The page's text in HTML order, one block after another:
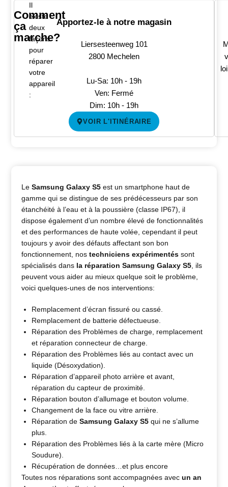
Comment
ça
marche?
Il
existe
deux
façons
pour
réparer
votre
appareil
:
Apportez-le à notre magasin
Liersesteenweg 101
2800 Mechelen
Lu-Sa: 10h - 19h
Ven: Fermé
Dim: 10h - 19h
VOIR L'ITINÉRAIRE
LeSamsung Galaxy S5 est un smartphone haut de
gamme qui se distingue de ses prédécesseurs par son
étanchéité à l’eau et à la poussière (classe IP67), il
dispose également d’un nombre élevé de fonctionnalités
et des performances de haute volée, cependant il peut
toujours y avoir des défauts affectant son bon
fonctionnement, nostechniciens expérimentés sont
spécialisés dans la réparation Samsung Galaxy S5 , ils
peuvent vous aider au mieux quelque soit le problème,
voici quelques-unes de nos interventions:
Remplacement d’écran fissuré ou cassé.
Remplacement de batterie défectueuse.
Réparation des Problèmes de charge, remplacement
et réparation connecteur de charge.
Réparation des Problèmes liés au contact avec un
liquide (Désoxydation).
Réparation d’appareil photo arrière et avant,
réparation du capteur de proximité.
Réparation bouton d’allumage et bouton volume.
Changement de la face ou vitre arrière.
Réparation deSamsung Galaxy S5qui ne s’allume
plus.
Réparation des Problèmes liés à la carte mère (Micro
Soudure).
Récupération de données…et plus encore
Toutes nos réparations sont accompagnées avecun an